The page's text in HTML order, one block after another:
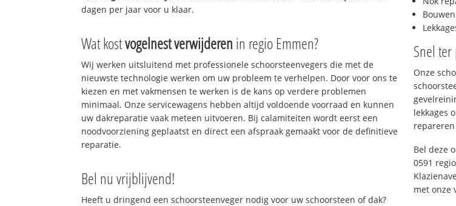
dagen per jaar voor u klaar.
Wat kostvogelnest verwijderen in regio Emmen?
Wij werken uitsluitend met professionele schoorsteenvegers die met de
nieuwste technologie werken om uw probleem te verhelpen. Door voor ons te
kiezen en met vakmensen te werken is de kans op verdere problemen
minimaal. Onze servicewagens hebben altijd voldoende voorraad en kunnen
uw dakreparatie vaak meteen uitvoeren. Bij calamiteiten wordt eerst een
noodvoorziening geplaatst en direct een afspraak gemaakt voor de definitieve
reparatie.
Bel nu vrijblijvend!
Heeft u dringend een schoorsteenveger nodig voor uw schoorsteen of dak?
Snel
Onze
lekkages
Bel deze
0591
met onze